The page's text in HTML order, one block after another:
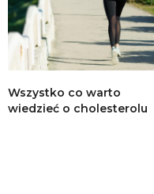
Wszystko co warto
wiedzieć o cholesterolu